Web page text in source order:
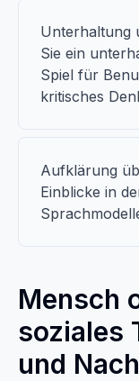
Unterhaltung
Sie ein
Spiel für
kritisches
Aufklärung
Einblicke in
Mensch
soziales
und